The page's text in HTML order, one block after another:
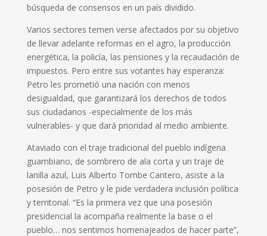
búsqueda de consensos en un país dividido.
Varios sectores temen verse afectados por su objetivo
de llevar adelante reformas en el agro, la producción
energética, la policía, las pensiones y la recaudación de
impuestos. Pero entre sus votantes hay esperanza:
Petro les prometió una nación con menos
desigualdad, que garantizará los derechos de todos
sus ciudadanos -especialmente de los más
vulnerables- y que dará prioridad al medio ambiente.
Ataviado con el traje tradicional del pueblo indígena
guambiano, de sombrero de ala corta y un traje de
lanilla azul, Luis Alberto Tombe Cantero, asiste a la
posesión de Petro y le pide verdadera inclusión política
y territorial. “Es la primera vez que una posesión
presidencial la acompaña realmente la base o el
pueblo… nos sentimos homenajeados de hacer parte”,